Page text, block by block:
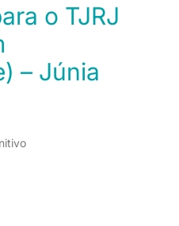
– Júnia